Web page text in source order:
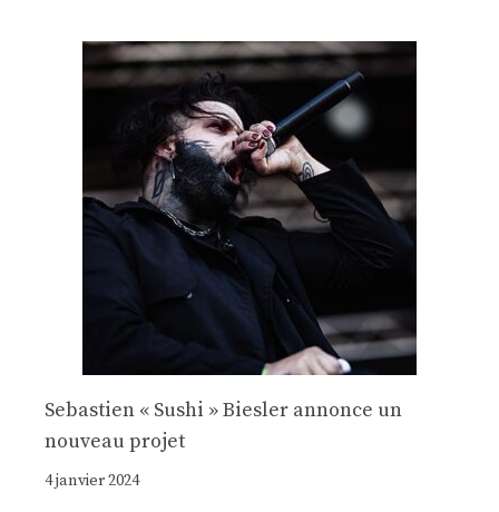
Sebastien « Sushi » Biesler annonce un
nouveau projet
4 janvier 2024